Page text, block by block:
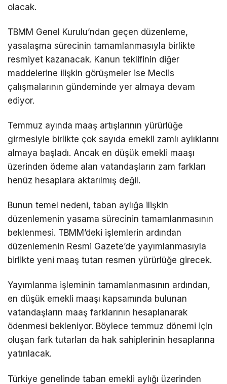
olacak.
TBMM Genel Kurulu’ndan geçen düzenleme,
yasalaşma sürecinin tamamlanmasıyla birlikte
resmiyet kazanacak. Kanun teklifinin diğer
maddelerine ilişkin görüşmeler ise Meclis
çalışmalarının gündeminde yer almaya devam
ediyor.
Temmuz ayında maaş artışlarının yürürlüğe
girmesiyle birlikte çok sayıda emekli zamlı aylıklarını
almaya başladı. Ancak en düşük emekli maaşı
üzerinden ödeme alan vatandaşların zam farkları
henüz hesaplara aktarılmış değil.
Bunun temel nedeni, taban aylığa ilişkin
düzenlemenin yasama sürecinin tamamlanmasının
beklenmesi. TBMM’deki işlemlerin ardından
düzenlemenin Resmi Gazete’de yayımlanmasıyla
birlikte yeni maaş tutarı resmen yürürlüğe girecek.
Yayımlanma işleminin tamamlanmasının ardından,
en düşük emekli maaşı kapsamında bulunan
vatandaşların maaş farklarının hesaplanarak
ödenmesi bekleniyor. Böylece temmuz dönemi için
oluşan fark tutarları da hak sahiplerinin hesaplarına
yatırılacak.
Türkiye genelinde taban emekli aylığı üzerinden